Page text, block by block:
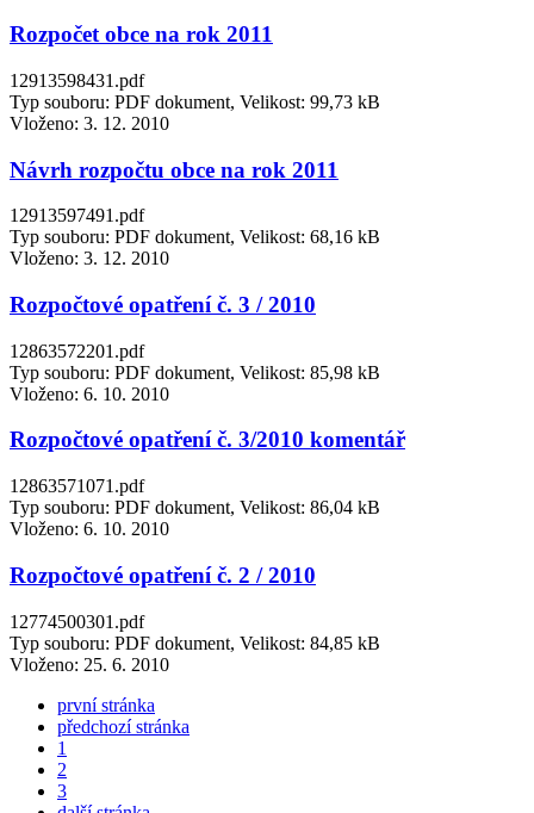
Rozpočet obce na rok 2011
12913598431.pdf
Typ souboru: PDF dokument, Velikost: 99,73 kB
Vloženo: 3. 12. 2010
Návrh rozpočtu obce na rok 2011
12913597491.pdf
Typ souboru: PDF dokument, Velikost: 68,16 kB
Vloženo: 3. 12. 2010
Rozpočtové opatření č. 3 / 2010
12863572201.pdf
Typ souboru: PDF dokument, Velikost: 85,98 kB
Vloženo: 6. 10. 2010
Rozpočtové opatření č. 3/2010 komentář
12863571071.pdf
Typ souboru: PDF dokument, Velikost: 86,04 kB
Vloženo: 6. 10. 2010
Rozpočtové opatření č. 2 / 2010
12774500301.pdf
Typ souboru: PDF dokument, Velikost: 84,85 kB
Vloženo: 25. 6. 2010
první stránka
předchozí stránka
1
2
3